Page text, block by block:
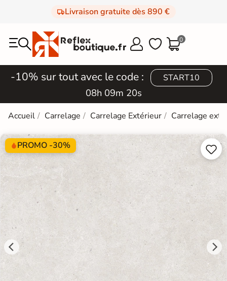
Livraison gratuite dès 890 €
  0
-10% sur tout avec le code : START10
08h 09m 19s
Accueil Carrelage Carrelage Extérieur Carrelage
PROMO -30% 
